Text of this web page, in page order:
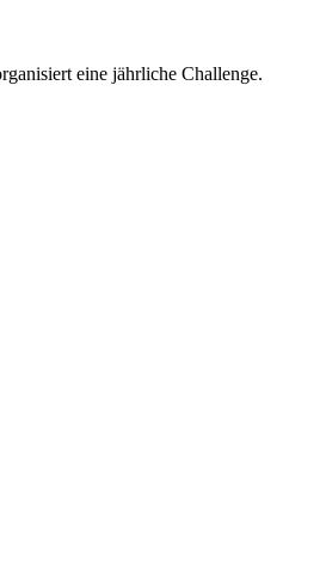
eine jährliche Challenge.